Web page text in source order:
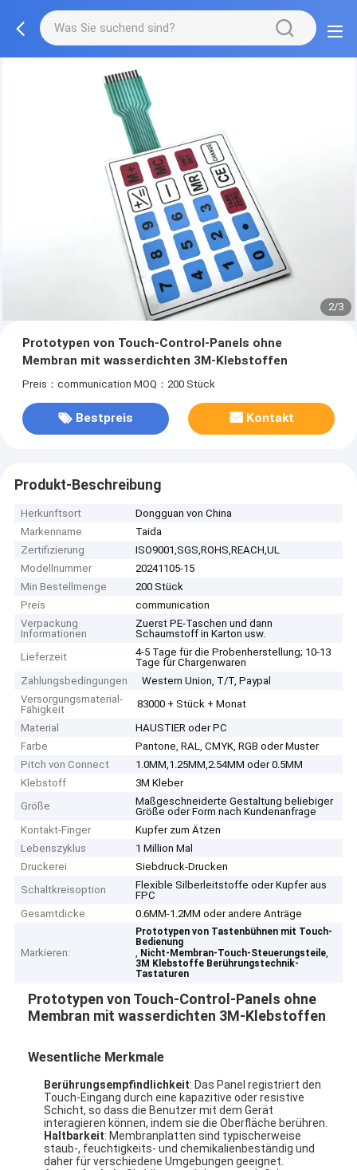
2/3
Prototypen von Touch-Control-Panels ohne
Membran mit wasserdichten 3M-Klebstoffen
Preis：communication MOQ：200 Stück
Bestpreis Kontakt
Produkt-Beschreibung
Herkunftsort
Dongguan von China
Markenname
Taida
Zertifizierung
ISO9001,SGS,ROHS,REACH,UL
Modellnummer
20241105-15
Min Bestellmenge
200 Stück
Preis
communication
Verpackung
Informationen
Zuerst PE-Taschen und dann
Schaumstoff in Karton usw.
Lieferzeit
4-5 Tage für die Probenherstellung; 10-13
Tage für Chargenwaren
Zahlungsbedingungen
Western Union, T/T, Paypal
Versorgungsmaterial-
Fähigkeit
83000 + Stück + Monat
Material
HAUSTIER oder PC
Farbe
Pantone, RAL, CMYK, RGB oder Muster
Pitch von Connect
1.0MM,1.25MM,2.54MM oder 0.5MM
Klebstoff
3M Kleber
Größe
Maßgeschneiderte Gestaltung beliebiger
Größe oder Form nach Kundenanfrage
Kontakt-Finger
Kupfer zum Ätzen
Lebenszyklus
1 Million Mal
Druckerei
Siebdruck-Drucken
Schaltkreisoption
Flexible Silberleitstoffe oder Kupfer aus
FPC
Gesamtdicke
0.6MM-1.2MM oder andere Anträge
Markieren:
Prototypen von Tastenbühnen mit Touch-
Bedienung
, Nicht-Membran-Touch-Steuerungsteile,
3M Klebstoffe Berührungstechnik-
Tastaturen
Prototypen von Touch-Control-Panels ohne
Membran mit wasserdichten 3M-Klebstoffen
Wesentliche Merkmale
Berührungsempfindlichkeit: Das Panel registriert den
Touch-Eingang durch eine kapazitive oder resistive
Schicht, so dass die Benutzer mit dem Gerät
interagieren können, indem sie die Oberfläche berühren.
Haltbarkeit: Membranplatten sind typischerweise
staub-, feuchtigkeits- und chemikalienbeständig und
daher für verschiedene Umgebungen geeignet.